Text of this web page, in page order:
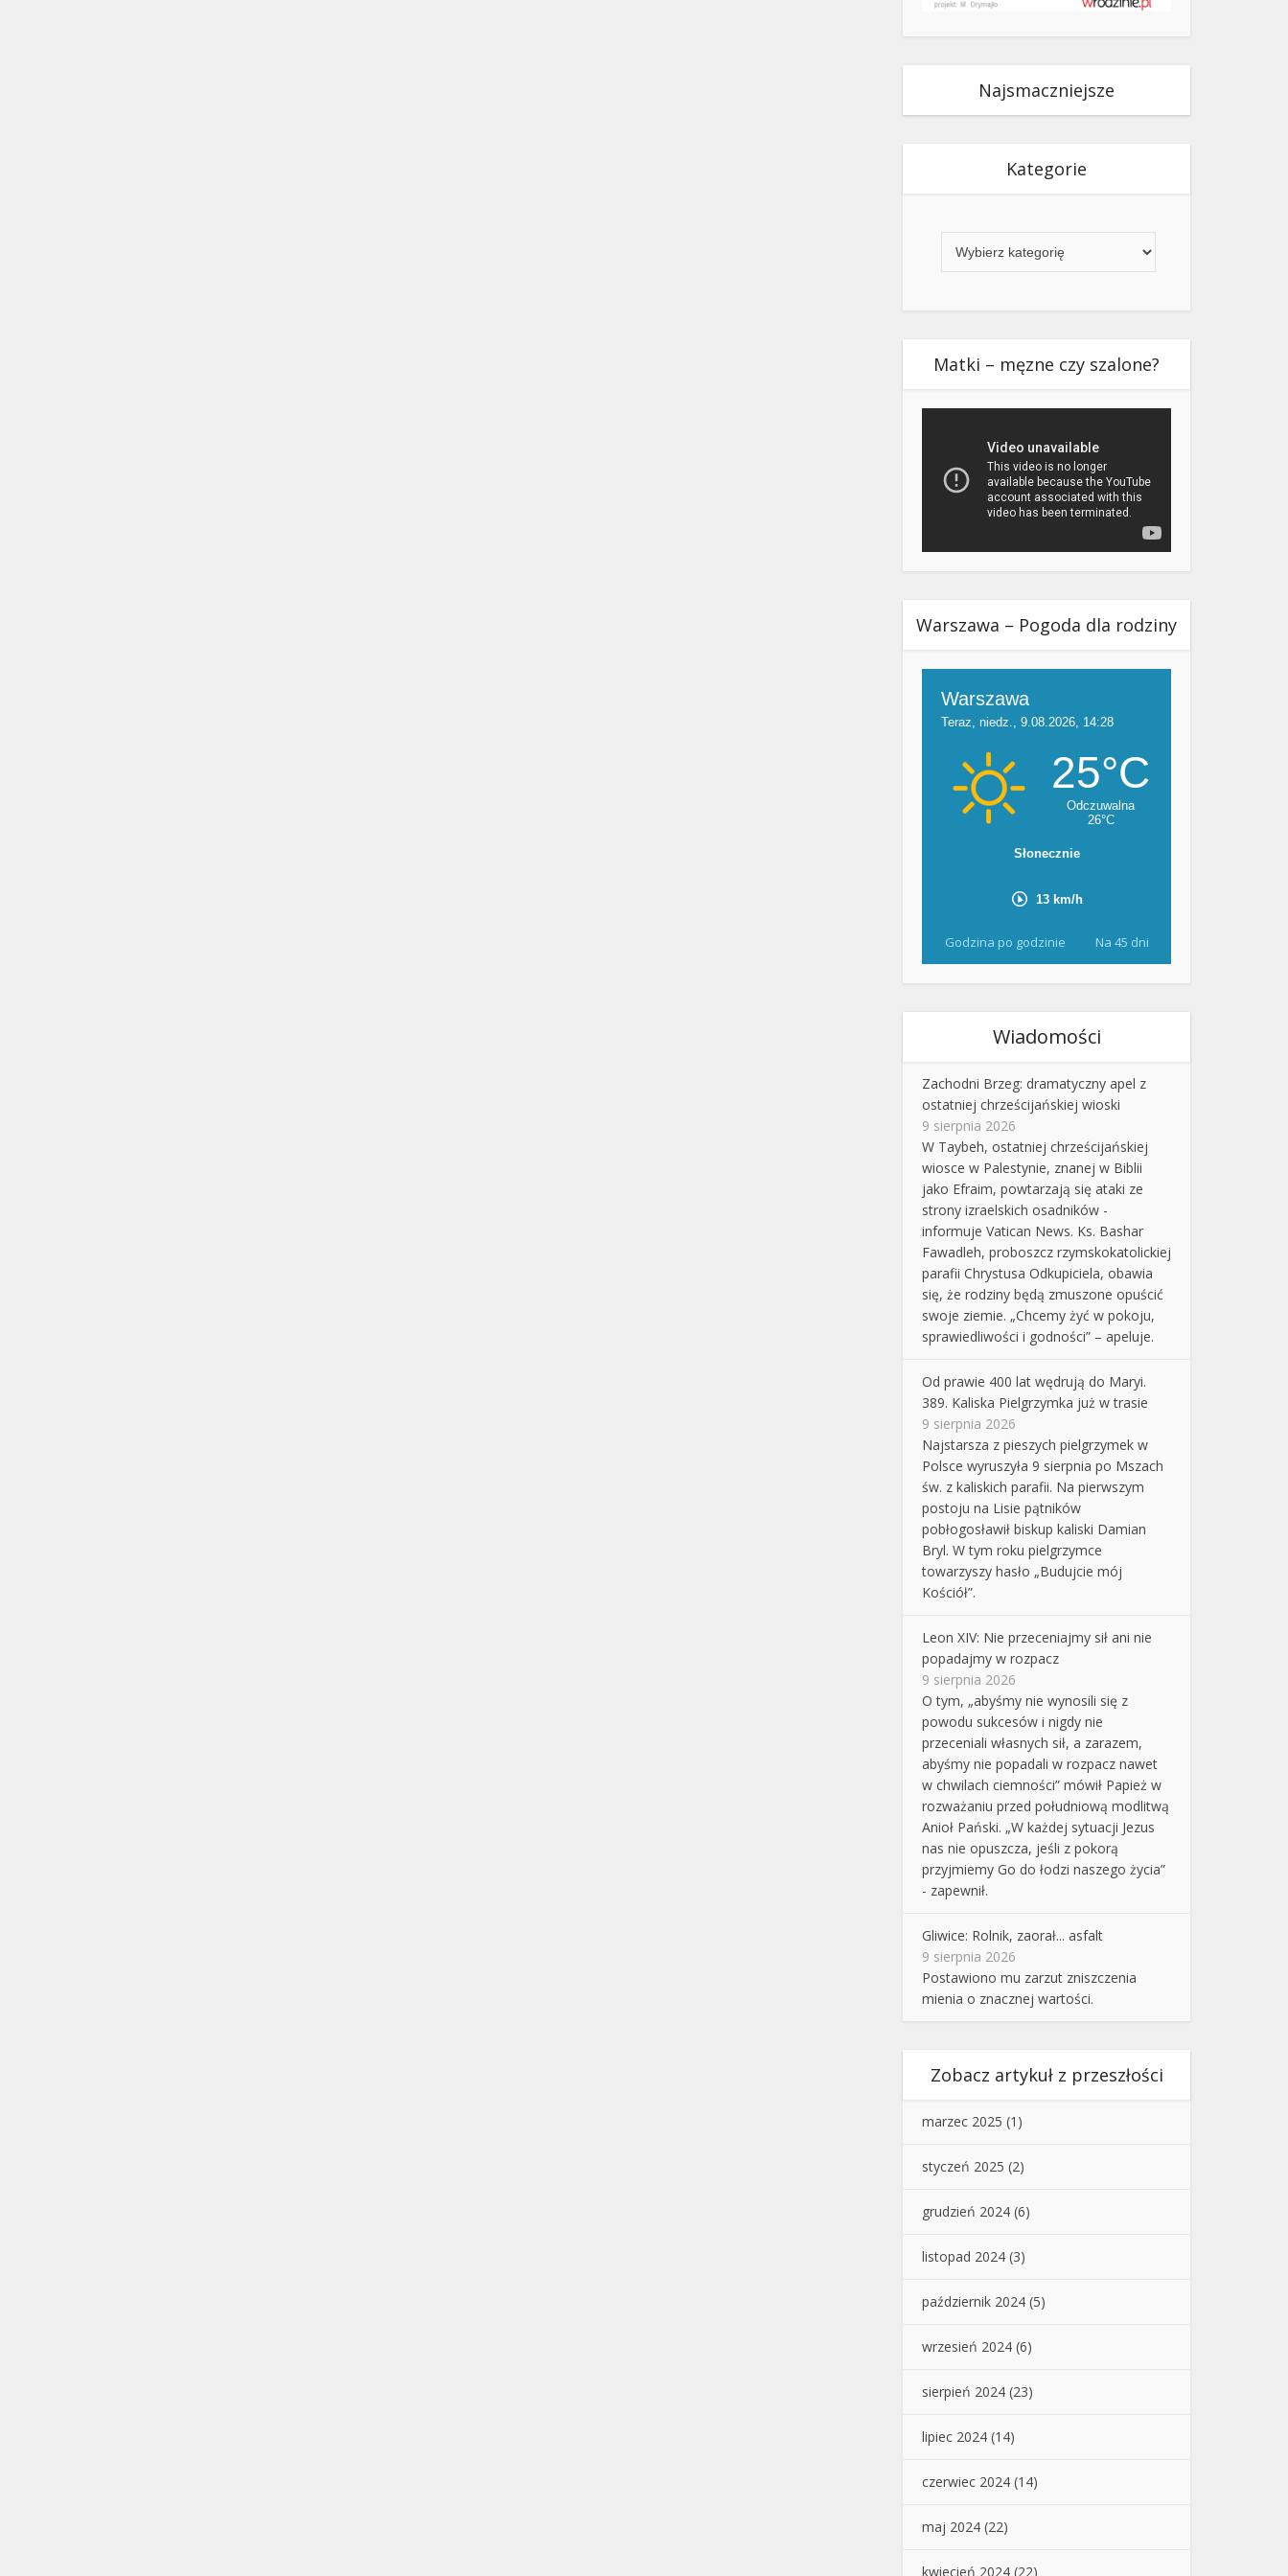
Najsmaczniejsze
Kategorie
Matki – męzne czy szalone?
Warszawa – Pogoda dla rodziny
Godzina po godzinie Na 45 dni
Wiadomości
Zachodni Brzeg: dramatyczny apel z
ostatniej chrześcijańskiej wioski
9 sierpnia 2026
W Taybeh, ostatniej chrześcijańskiej
wiosce w Palestynie, znanej w Biblii
jako Efraim, powtarzają się ataki ze
strony izraelskich osadników -
informuje Vatican News. Ks. Bashar
Fawadleh, proboszcz rzymskokatolickiej
parafii Chrystusa Odkupiciela, obawia
się, że rodziny będą zmuszone opuścić
swoje ziemie. „Chcemy żyć w pokoju,
sprawiedliwości i godności” – apeluje.
Od prawie 400 lat wędrują do Maryi.
389. Kaliska Pielgrzymka już w trasie
9 sierpnia 2026
Najstarsza z pieszych pielgrzymek w
Polsce wyruszyła 9 sierpnia po Mszach
św. z kaliskich parafii. Na pierwszym
postoju na Lisie pątników
pobłogosławił biskup kaliski Damian
Bryl. W tym roku pielgrzymce
towarzyszy hasło „Budujcie mój
Kościół”.
Leon XIV: Nie przeceniajmy sił ani nie
popadajmy w rozpacz
9 sierpnia 2026
O tym, „abyśmy nie wynosili się z
powodu sukcesów i nigdy nie
przeceniali własnych sił, a zarazem,
abyśmy nie popadali w rozpacz nawet
w chwilach ciemności” mówił Papież w
rozważaniu przed południową modlitwą
Anioł Pański. „W każdej sytuacji Jezus
nas nie opuszcza, jeśli z pokorą
przyjmiemy Go do łodzi naszego życia”
- zapewnił.
Gliwice: Rolnik, zaorał... asfalt
9 sierpnia 2026
Postawiono mu zarzut zniszczenia
mienia o znacznej wartości.
Zobacz artykuł z przeszłości
marzec 2025 (1)
styczeń 2025 (2)
grudzień 2024 (6)
listopad 2024 (3)
październik 2024 (5)
wrzesień 2024 (6)
sierpień 2024 (23)
lipiec 2024 (14)
czerwiec 2024 (14)
maj 2024 (22)
kwiecień 2024 (22)